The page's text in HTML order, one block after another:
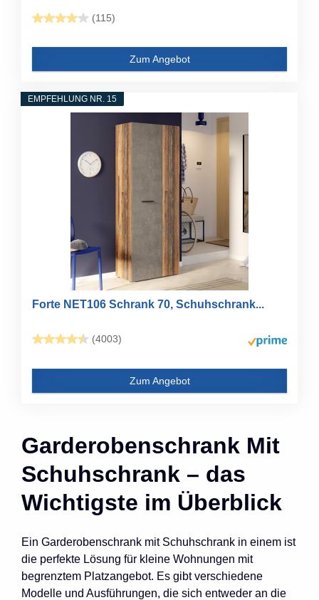
(115)
Zum Angebot
EMPFEHLUNG NR. 15
Forte NET106 Schrank 70, Schuhschrank...
(4003)
Zum Angebot
Garderobenschrank Mit
Schuhschrank – das
Wichtigste im Überblick
Ein Garderobenschrank mit Schuhschrank in einem ist
die perfekte Lösung für kleine Wohnungen mit
begrenztem Platzangebot. Es gibt verschiedene
Modelle und Ausführungen, die sich entweder an die